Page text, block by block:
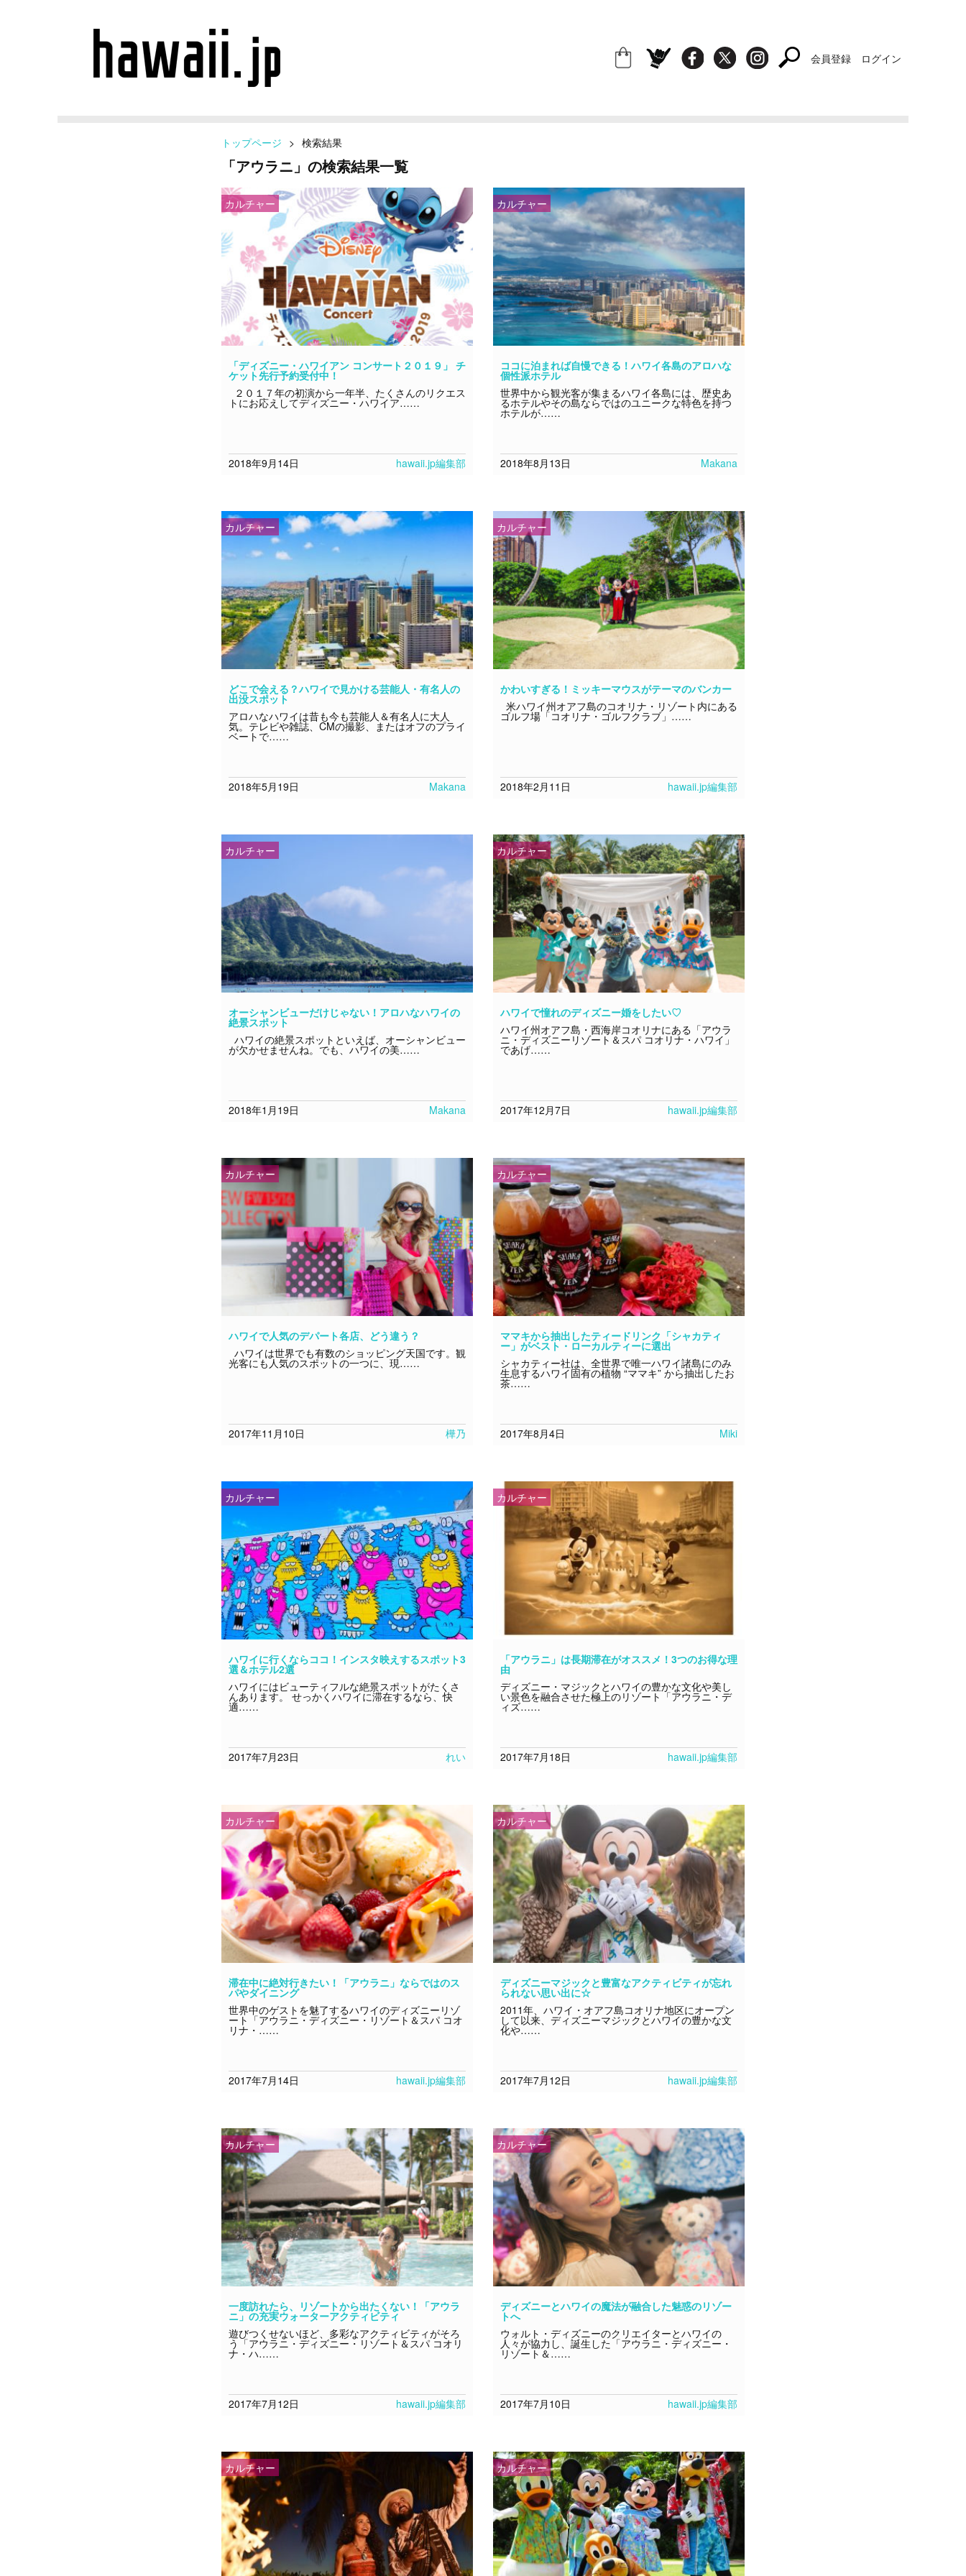
会員登録 ログイン
トップページ > 検索結果
「アウラニ」の検索結果一覧
カルチャー
「ディズニー・ハワイアン コンサート２０１９」 チ
ケット先行予約受付中！
２０１７年の初演から一年半、たくさんのリクエス
トにお応えしてディズニー・ハワイア……
2018年9月14日 hawaii.jp編集部
カルチャー
ココに泊まれば自慢できる！ハワイ各島のアロハな
個性派ホテル
世界中から観光客が集まるハワイ各島には、歴史あ
るホテルやその島ならではのユニークな特色を持つ
ホテルが……
2018年8月13日 Makana
カルチャー
どこで会える？ハワイで見かける芸能人・有名人の
出没スポット
アロハなハワイは昔も今も芸能人＆有名人に大人
気。テレビや雑誌、CMの撮影、またはオフのプライ
ベートで……
2018年5月19日 Makana
カルチャー
かわいすぎる！ミッキーマウスがテーマのバンカー
米ハワイ州オアフ島のコオリナ・リゾート内にある
ゴルフ場「コオリナ・ゴルフクラブ」……
2018年2月11日 hawaii.jp編集部
カルチャー
オーシャンビューだけじゃない！アロハなハワイの
絶景スポット
ハワイの絶景スポットといえば、オーシャンビュー
が欠かせませんね。でも、ハワイの美……
2018年1月19日 Makana
カルチャー
ハワイで憧れのディズニー婚をしたい♡
ハワイ州オアフ島・西海岸コオリナにある「アウラ
ニ・ディズニーリゾート＆スパ コオリナ・ハワイ」
であげ……
2017年12月7日 hawaii.jp編集部
カルチャー
ハワイで人気のデパート各店、どう違う？
ハワイは世界でも有数のショッピング天国です。観
光客にも人気のスポットの一つに、現……
2017年11月10日 樺乃
カルチャー
ママキから抽出したティードリンク「シャカティ
ー」がベスト・ローカルティーに選出
シャカティー社は、全世界で唯一ハワイ諸島にのみ
生息するハワイ固有の植物 “ママキ” から抽出したお
茶……
2017年8月4日 Miki
カルチャー
ハワイに行くならココ！インスタ映えするスポット3
選＆ホテル2選
ハワイにはビューティフルな絶景スポットがたくさ
んあります。 せっかくハワイに滞在するなら、快
適……
2017年7月23日 れい
カルチャー
「アウラニ」は長期滞在がオススメ！3つのお得な理
由
ディズニー・マジックとハワイの豊かな文化や美し
い景色を融合させた極上のリゾート「アウラニ・デ
ィズ……
2017年7月18日 hawaii.jp編集部
カルチャー
滞在中に絶対行きたい！「アウラニ」ならではのス
パやダイニング
世界中のゲストを魅了するハワイのディズニーリゾ
ート「アウラニ・ディズニー・リゾート＆スパ コオ
リナ・……
2017年7月14日 hawaii.jp編集部
カルチャー
ディズニーマジックと豊富なアクティビティが忘れ
られない思い出に☆
2011年、ハワイ・オアフ島コオリナ地区にオープン
して以来、ディズニーマジックとハワイの豊かな文
化や……
2017年7月12日 hawaii.jp編集部
カルチャー
一度訪れたら、リゾートから出たくない！「アウラ
ニ」の充実ウォーターアクティビティ
遊びつくせないほど、多彩なアクティビティがそろ
う「アウラニ・ディズニー・リゾート＆スパ コオリ
ナ・ハ……
2017年7月12日 hawaii.jp編集部
カルチャー
ディズニーとハワイの魔法が融合した魅惑のリゾー
トへ
ウォルト・ディズニーのクリエイターとハワイの
人々が協力し、誕生した「アウラニ・ディズニー・
リゾート＆……
2017年7月10日 hawaii.jp編集部
カルチャー カルチャー